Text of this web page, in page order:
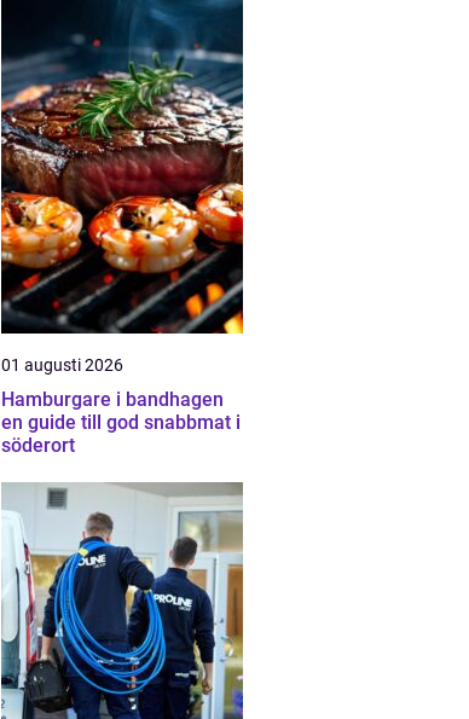
01 augusti 2026
Hamburgare i bandhagen
en guide till god snabbmat i
söderort